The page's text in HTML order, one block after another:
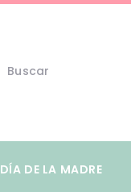
DÍA DE LA MADRE